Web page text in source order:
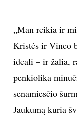
„Man reikia ir
Kristės ir Vinco
ideali – ir žalia,
penkiolika
senamiesčio
Jaukumą kuria